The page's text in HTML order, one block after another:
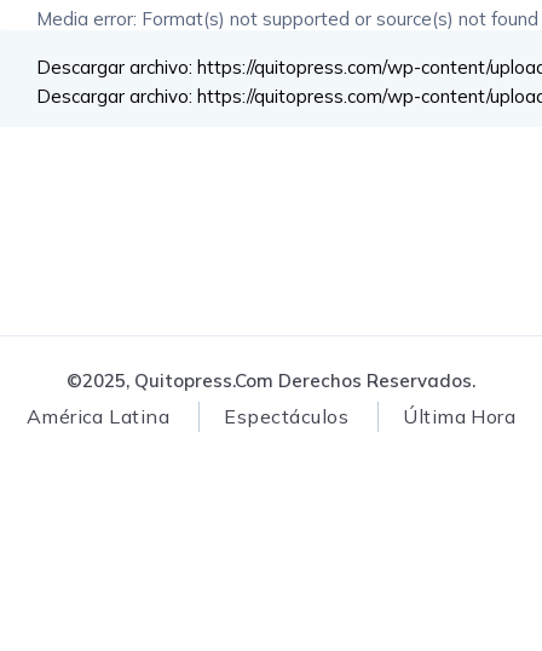
Media error: Format(s) not supported or source(s) not found
Descargar archivo: https://quitopress.com/wp-content/
Descargar archivo: https://quitopress.com/wp-content/
©2025, Quitopress.com Derechos Reservados.
América Latina Espectáculos Última Hora